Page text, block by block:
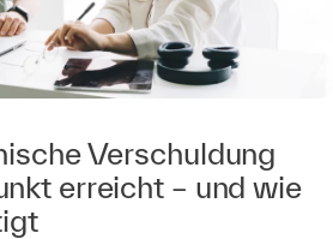
Verschuldung
erreicht – und wie